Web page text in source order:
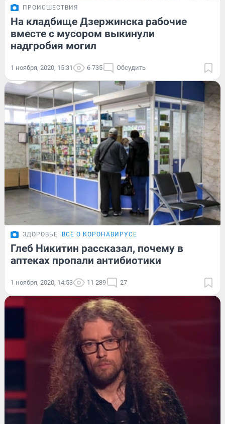
ПРОИСШЕСТВИЯ
На кладбище Дзержинска рабочие
вместе с мусором выкинули
надгробия могил
1 ноября, 2020, 15:31 6 735 Обсудить
ЗДОРОВЬЕ ВСЁ О КОРОНАВИРУСЕ
Глеб Никитин рассказал, почему в
аптеках пропали антибиотики
1 ноября, 2020, 14:53 11 289 27